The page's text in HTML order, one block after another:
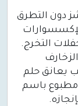
دون التطرق
التخرج.
يعانق حلم
باسم